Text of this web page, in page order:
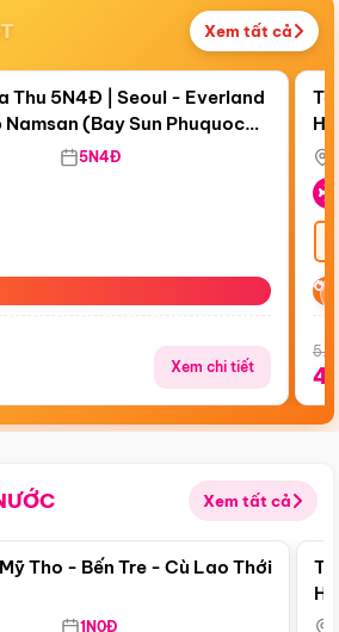
Xem tất cả
Điểm nổi bật
Thu 5N4Đ | Seoul - Everland
(Bay Sun Phuquoc
5N4Đ
Xem chi tiết
Xem tất cả
Điểm nổi bật
Tho - Bến Tre - Cù Lao Thới
1N0Đ